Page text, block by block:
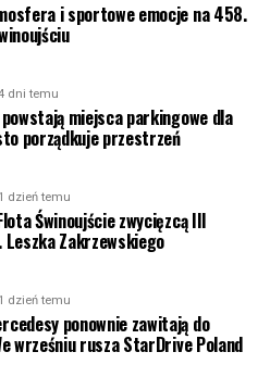
i sportowe emocje na 458.
dni temu
miejsca parkingowe dla
porządkuje przestrzeń
1 dzień temu
Świnoujście zwycięzcą III
Leszka Zakrzewskiego
1 dzień temu
ponownie zawitają do
wrześniu rusza StarDrive Poland